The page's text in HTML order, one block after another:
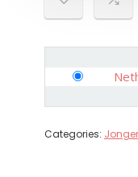
Categories: